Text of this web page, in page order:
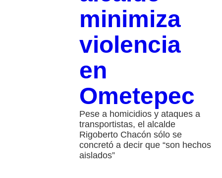
minimiza
violencia
en
Ometepec
Pese a homicidios y ataques a
transportistas, el alcalde
Rigoberto Chacón sólo se
concretó a decir que “son hechos
aislados”